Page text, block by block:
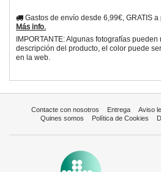
Gastos de envío desde 6,99€, GRATIS
Más info.
IMPORTANTE: Algunas fotografías
descripción del producto, el color puede
en la web.
Contacte con nosotros Entrega Aviso
Quines somos
Política de Cookies